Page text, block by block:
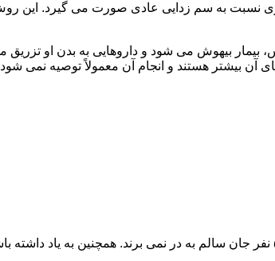
به سم زدایی عادی صورت می گیرد. این روش
بیهوش می شود و داروهایی به بدن او
آن بیشتر هستند و انجام آن معمولاً توصیه
سم زدایی فوق سریع در چند ساعت انجام می شود و معمولاً ۱ نفر از هر ۵۰۰ نفر جان